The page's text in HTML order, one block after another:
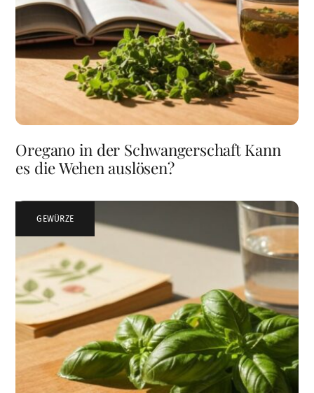
Oregano in der Schwangerschaft Kann
es die Wehen auslösen?
GEWÜRZE